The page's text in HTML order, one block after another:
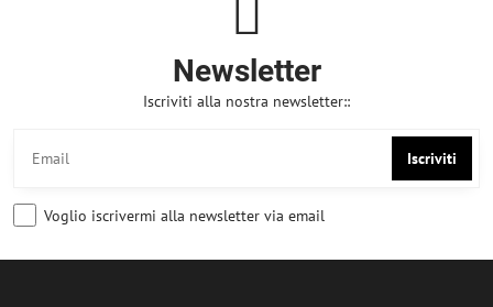
Newsletter
Iscriviti alla nostra newsletter::
Iscriviti
Voglio iscrivermi alla newsletter via email